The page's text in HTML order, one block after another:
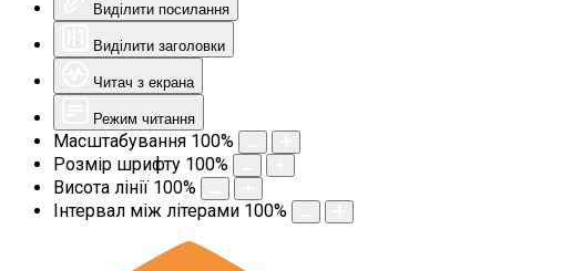
Виділити посилання
Виділити заголовки
Читач з екрана
Режим читання
Масштабування 100%
Розмір шрифту 100%
Висота лінії 100%
Інтервал між літерами 100%